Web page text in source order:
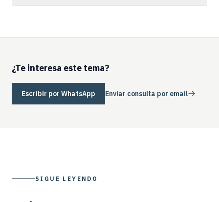
¿Te interesa este tema?
Escribir por WhatsApp Enviar consulta por email
SIGUE LEYENDO